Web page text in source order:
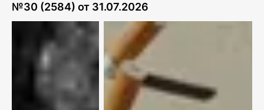
№30 (2584) от 31.07.2026